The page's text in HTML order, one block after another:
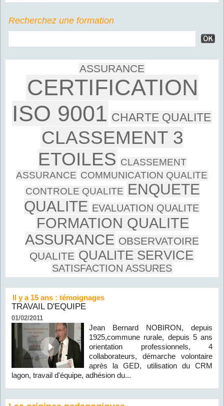
Recherchez une formation
ASSURANCE
CERTIFICATION
ISO 9001 CHARTE QUALITE
CLASSEMENT 3
ETOILES CLASSEMENT
ASSURANCE COMMUNICATION QUALITE
CONTROLE QUALITE ENQUETE
QUALITE EVALUATION QUALITE
FORMATION QUALITE
ASSURANCE OBSERVATOIRE
QUALITE QUALITE SERVICE
SATISFACTION ASSURES
Il y a 15 ans : témoignages
TRAVAIL D'EQUIPE
01/02/2011
Jean Bernard NOBIRON, depuis
1925,commune rurale, depuis 5 ans
orientation professionnels, 4
collaborateurs, démarche volontaire
après la GED, utilisation du CRM
lagon, travail d'équipe, adhésion du...